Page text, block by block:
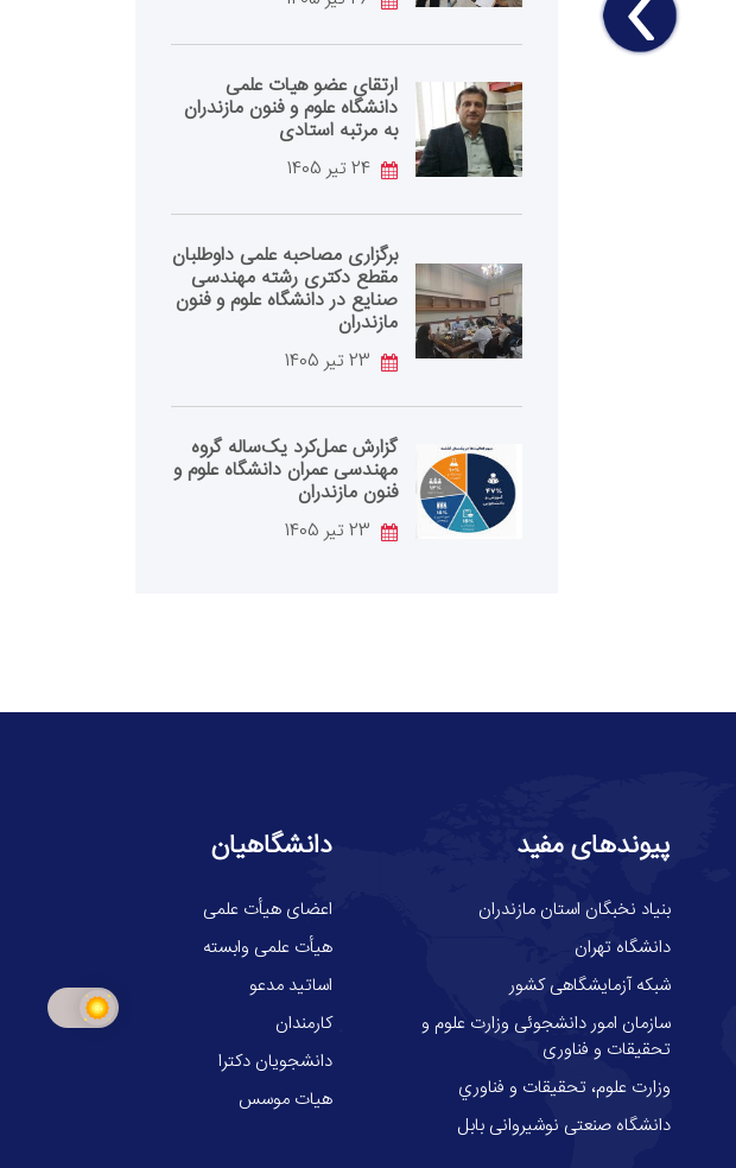
ارتقای عضو هیات علمی
دانشگاه علوم و فنون مازندران
به مرتبه استادی
برگزاری مصاحبه علمی داوطلبان
مقطع دکتری رشته مهندسی
صنایع در دانشگاه علوم و فنون
مازندران
گزارش عمل‌کرد یک‌ساله گروه
مهندسی عمران دانشگاه علوم و
فنون مازندران
پیوندهای مفید
بنیاد نخبگان استان مازندران
دانشگاه تهران
شبکه آزمایشگاهی کشور
سازمان امور دانشجوئی وزارت علوم و
تحقیقات و فناوری
وزارت علوم، تحقيقات و فناوري
دانشگاه صنعتی نوشیروانی بابل
دانشگاهیان
اعضای هیأت علمی
هیأت علمی وابسته
اساتید مدعو
کارمندان
دانشجویان دکترا
هیات موسس